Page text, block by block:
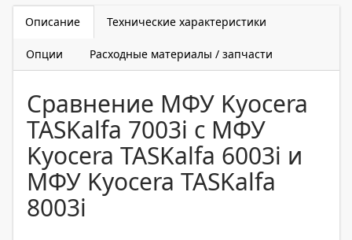
Описание Технические характеристики
Опции Расходные материалы / запчасти
Сравнение МФУ Kyocera
TASKalfa 7003i с МФУ
Kyocera TASKalfa 6003i и
МФУ Kyocera TASKalfa
8003i